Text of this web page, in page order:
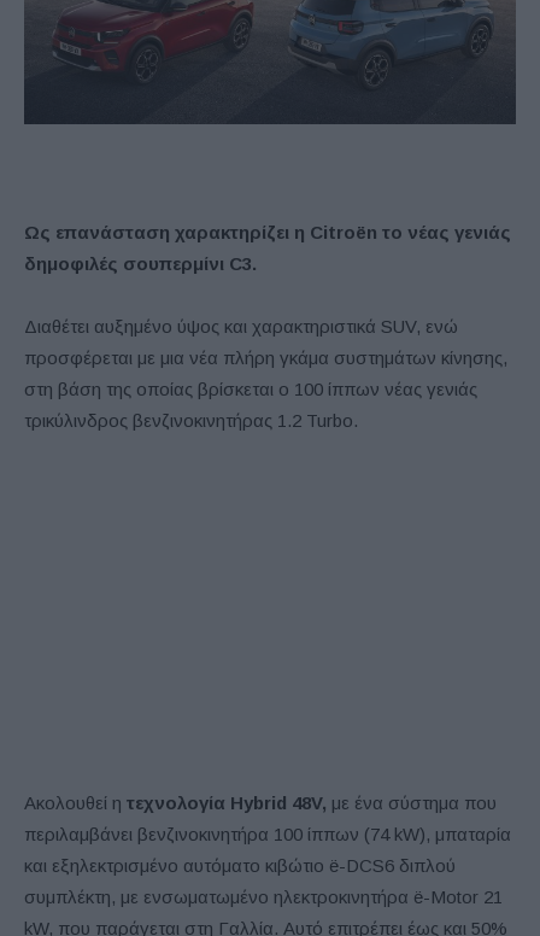
Ως επανάσταση χαρακτηρίζει η Citroën το νέας γενιάς
δημοφιλές σουπερμίνι C3.
Διαθέτει αυξημένο ύψος και χαρακτηριστικά SUV, ενώ
προσφέρεται με μια νέα πλήρη γκάμα συστημάτων κίνησης,
στη βάση της οποίας βρίσκεται ο 100 ίππων νέας γενιάς
τρικύλινδρος βενζινοκινητήρας 1.2 Turbo.
Ακολουθεί η τεχνολογία Hybrid 48V, με ένα σύστημα που
περιλαμβάνει βενζινοκινητήρα 100 ίππων (74 kW), μπαταρία
και εξηλεκτρισμένο αυτόματο κιβώτιο ë-DCS6 διπλού
συμπλέκτη, με ενσωματωμένο ηλεκτροκινητήρα ë-Motor 21
kW, που παράγεται στη Γαλλία. Αυτό επιτρέπει έως και 50%